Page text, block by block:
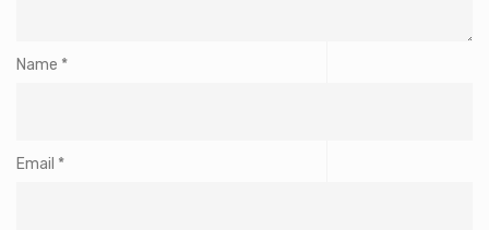
Name *
Email *